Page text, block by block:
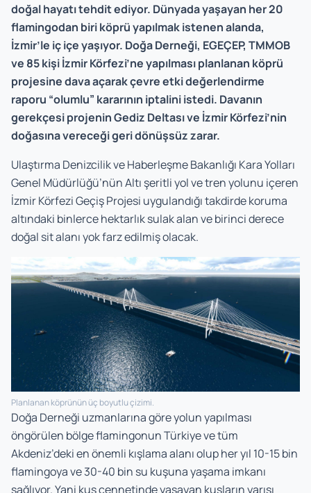
doğal hayatı tehdit ediyor. Dünyada yaşayan her 20
flamingodan biri köprü yapılmak istenen alanda,
İzmir’le iç içe yaşıyor. Doğa Derneği, EGEÇEP, TMMOB
ve 85 kişi İzmir Körfezi’ne yapılması planlanan köprü
projesine dava açarak çevre etki değerlendirme
raporu “olumlu” kararının iptalini istedi. Davanın
gerekçesi projenin Gediz Deltası ve İzmir Körfezi’nin
doğasına vereceği geri dönüşsüz zarar.
Ulaştırma Denizcilik ve Haberleşme Bakanlığı Kara Yolları
Genel Müdürlüğü’nün Altı şeritli yol ve tren yolunu içeren
İzmir Körfezi Geçiş Projesi uygulandığı takdirde koruma
altındaki binlerce hektarlık sulak alan ve birinci derece
doğal sit alanı yok farz edilmiş olacak.
Planlanan köprünün üç boyutlu çizimi.
Doğa Derneği uzmanlarına göre yolun yapılması
öngörülen bölge flamingonun Türkiye ve tüm
Akdeniz’deki en önemli kışlama alanı olup her yıl 10-15 bin
flamingoya ve 30-40 bin su kuşuna yaşama imkanı
sağlıyor. Yani kuş cennetinde yaşayan kuşların yarısı